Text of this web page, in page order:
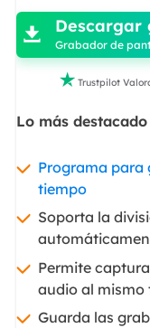
 Descargar
Grabador de
 Trustpilot
Lo más
Programa para
tiempo
Soporta la
Permite
audio al mismo
Guarda las